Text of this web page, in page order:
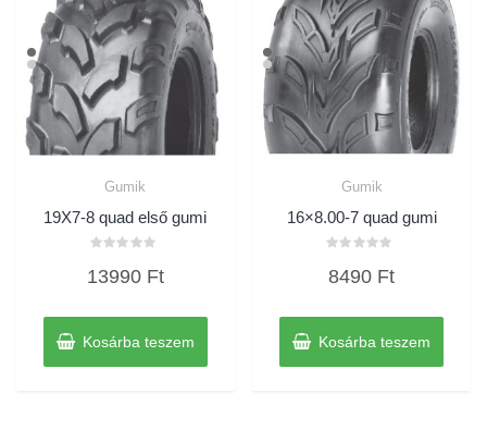
Gumik
19X7-8 quad első gumi
0
13990 Ft
Kosárba teszem
Gumik
16×8.00-7 quad gumi
0
8490 Ft
Kosárba teszem